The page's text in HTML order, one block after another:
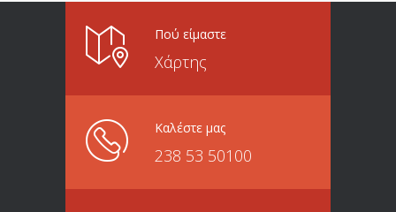
Πού είμαστε
Χάρτης
Καλέστε μας
238 53 50100